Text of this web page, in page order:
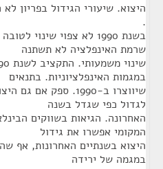
היצוא. שיעורי הגידול בפריון
.
בשנת 1990 לא צפוי שינוי
שרמת האינפלציה לא תשתנה
במגמות האינפלציוניות. בתנאים
שיווצרו ב-1990. ספק
לגדול כפי שגדל בשנה
האחרונה. הגיאות בשווקים
המקומי אפשרו את גידול
היצוא בשנתיים האחרונות, אף
במגמה של ירידה